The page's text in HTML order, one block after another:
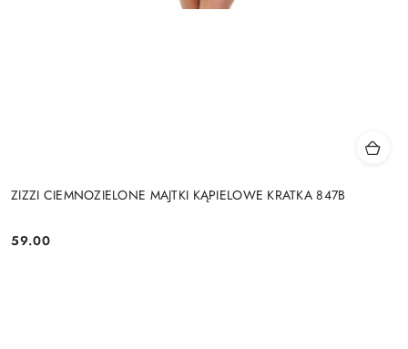
ZIZZI CIEMNOZIELONE MAJTKI KĄPIELOWE KRATKA 847B
Cena:
59.00